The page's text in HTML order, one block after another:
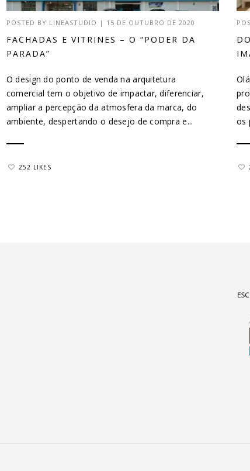
POSTED BY LINEASTUDIO | 15 DE OUTUBRO DE 2020
FACHADAS E VITRINES – O “PODER DA
PARADA”
O design do ponto de venda na arquitetura
comercial tem o objetivo de impactar, diferenciar,
ampliar a percepção da atmosfera da marca, do
ambiente, despertando o desejo de compra e...
252 LIKES
os